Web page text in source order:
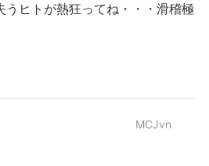
うヒトが熱狂ってね・・・滑稽極
MCJvn